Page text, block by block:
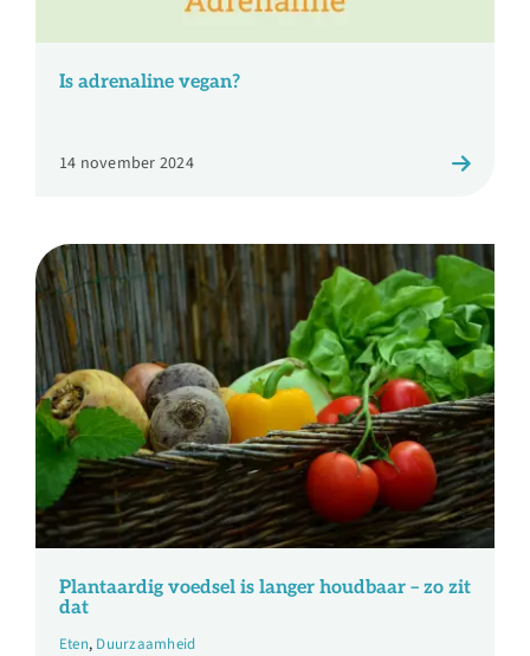
Is adrenaline vegan?
14 november 2024
Plantaardig voedsel is langer houdbaar – zo zit
dat
Eten, Duurzaamheid